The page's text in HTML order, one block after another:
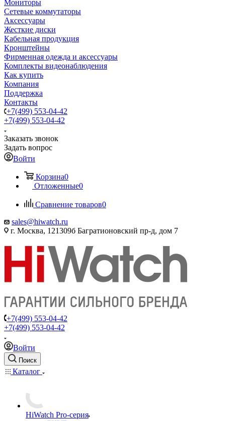
Мониторы
Сетевые коммутаторы
Аксессуары
Жесткие диски
Кабельная продукция
Кронштейны
Фирменная одежда и аксессуары
Комплекты видеонаблюдения
Как купить
Компания
Поддержка
Контакты
+7(499) 553-04-42
+7(499) 553-04-42
Заказать звонок
Задать вопрос
Войти
Корзина0
Отложенные0
Сравнение товаров0
sales@hiwatch.ru
г. Москва, 121309б Багратионовский пр-д, дом 7
+7(499) 553-04-42
+7(499) 553-04-42
Войти
Поиск
Каталог
HiWatch Pro-серия